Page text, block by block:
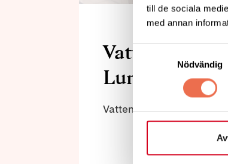
till de sociala
med annan
Samtyckesval
Nödvändig
Lundabygden
Vattengymnastik på